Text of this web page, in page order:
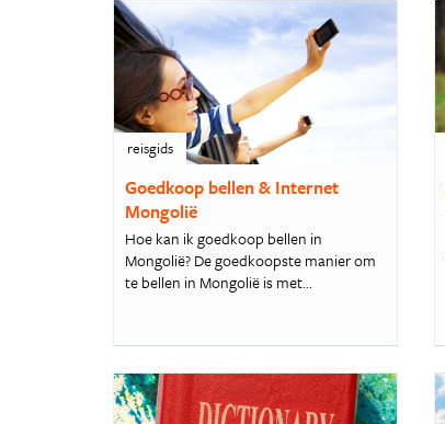
reisgids
Goedkoop bellen & Internet
Mongolië
Hoe kan ik goedkoop bellen in
Mongolië? De goedkoopste manier om
te bellen in Mongolië is met...